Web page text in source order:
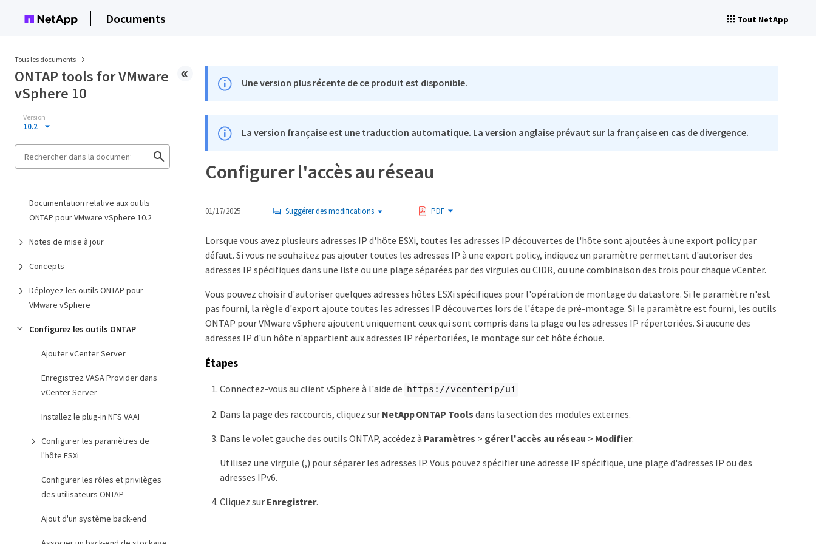
Documents Tout NetApp
Tous les documents
ONTAP tools for VMware
vSphere 10
Version
10.2
Documentation relative aux outils
ONTAP pour VMware vSphere 10.2
Notes de mise à jour
Concepts
Déployez les outils ONTAP pour
VMware vSphere
Configurez les outils ONTAP
Ajouter vCenter Server
Enregistrez VASA Provider dans
vCenter Server
Installez le plug-in NFS VAAI
Configurer les paramètres de
l'hôte ESXi
Configurer les rôles et privilèges
des utilisateurs ONTAP
Ajout d'un système back-end
Une version plus récente de ce produit est disponible.
La version française est une traduction automatique. La version anglaise prévaut sur la française en cas de divergence.
Configurer l'accès au réseau
01/17/2025 Suggérer des modifications PDF
Lorsque vous avez plusieurs adresses IP d'hôte ESXi, toutes les adresses IP découvertes de l'hôte sont ajoutées à une export policy par
défaut. Si vous ne souhaitez pas ajouter toutes les adresses IP à une export policy, indiquez un paramètre permettant d'autoriser des
adresses IP spécifiques dans une liste ou une plage séparées par des virgules ou CIDR, ou une combinaison des trois pour chaque vCenter.
Vous pouvez choisir d'autoriser quelques adresses hôtes ESXi spécifiques pour l'opération de montage du datastore. Si le paramètre n'est
pas fourni, la règle d'export ajoute toutes les adresses IP découvertes lors de l'étape de pré-montage. Si le paramètre est fourni, les outils
ONTAP pour VMware vSphere ajoutent uniquement ceux qui sont compris dans la plage ou les adresses IP répertoriées. Si aucune des
adresses IP d'un hôte n'appartient aux adresses IP répertoriées, le montage sur cet hôte échoue.
Étapes
Connectez-vous au client vSphere à l'aide de https://vcenterip/ui
Dans la page des raccourcis, cliquez sur NetApp ONTAP Tools dans la section des modules externes.
Dans le volet gauche des outils ONTAP, accédez à Paramètres > gérer l'accès au réseau > Modifier.
Utilisez une virgule (,) pour séparer les adresses IP. Vous pouvez spécifier une adresse IP spécifique, une plage d'adresses IP ou des
adresses IPv6.
Cliquez sur Enregistrer.